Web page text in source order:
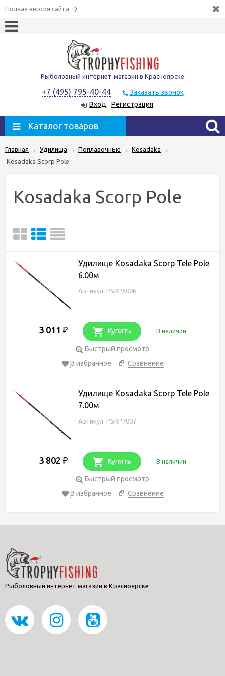
Полная версия сайта
Рыболовный интернет магазин в Красноярске
+7 (495) 795-40-44
Заказать звонок
Вход
Регистрация
Каталог товаров
Главная → Удилища → Поплавочные → Kosadaka →
Kosadaka Scorp Pole
Kosadaka Scorp Pole
Удилище Kosadaka Scorp Tele Pole
6.00м
Артикул: PSRP6006
3 011 ₽ Купить В наличии
Быстрый просмотр
В избранное
Сравнение
Удилище Kosadaka Scorp Tele Pole
7.00м
Артикул: PSRP7007
3 802 ₽ Купить В наличии
Быстрый просмотр
В избранное
Сравнение
Рыболовный интернет магазин в Красноярске